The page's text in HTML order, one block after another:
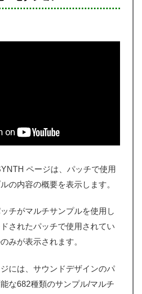
ページは、パッチで使用
の内容の概要を表示します。
チがマルチサンプルを使用し
されたパッチで使用されてい
みが表示されます。
には、サウンドデザインのパ
な682種類のサンプル/マルチ